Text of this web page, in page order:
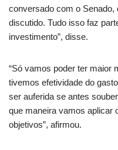
conversado com o
discutido. Tudo isso faz
investimento”, disse.
“Só vamos poder ter maior
tivemos efetividade do
ser auferida se antes
que maneira vamos aplicar
objetivos”, afirmou.